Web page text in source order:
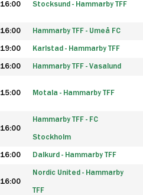
16:00 Stocksund - Hammarby TFF
16:00 Hammarby TFF - Umeå FC
19:00 Karlstad - Hammarby TFF
16:00 Hammarby TFF - Vasalund
15:00 Motala - Hammarby TFF
16:00
Hammarby TFF - FC
Stockholm
16:00 Dalkurd - Hammarby TFF
16:00
Nordic United - Hammarby
TFF